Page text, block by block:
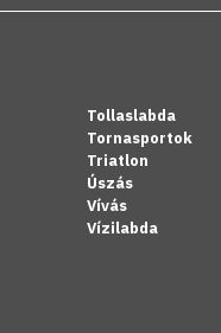
Tollaslabda
Tornasportok
Triatlon
Úszás
Vívás
Vízilabda